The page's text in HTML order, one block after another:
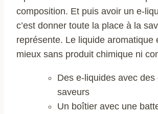
composition. Et puis avoir un e-
c’est donner toute la place à la
représente. Le liquide aromatique
mieux sans produit chimique ni
Des e-liquides avec
saveurs
Un boîtier avec une